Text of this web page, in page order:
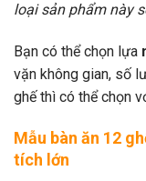
loại sản phẩm này
Bạn có thể chọn lựa
vặn không gian, số
ghế thì có thể chọn
Mẫu bàn ăn 12
tích lớn